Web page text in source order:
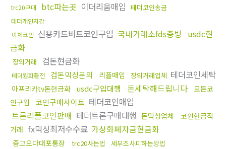
trc20구매 btc파는곳 이더리움매입 테더코인송금
테더개인지갑
이체코인 신용카드비트코인구입 국내거래소fds증빙
usdc현
금화
장외거래 검돈현금화
테더원화환전 검돈믹싱문의 리플매입 장외거래업체 테더코인세탁
아프리카tv돈현금화 usdc구입대행 돈세탁해드립니다 모든코
인구입
코인구매사이트 테더코인매입
트론리플코인판매 테더트론구매대행 돈믹싱업체
코인현금직
거래 fx믹싱최저수수료 가상화폐자금현금화
중고오다대포통장 trc20사는법 세무조사피하는방법